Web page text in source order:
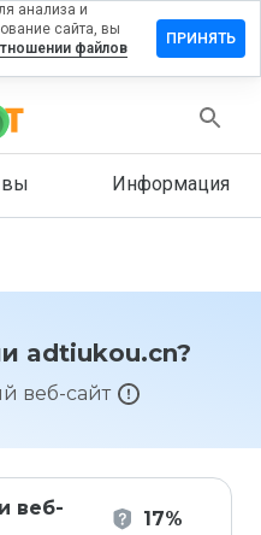
Информация
adtiukou.cn?
веб-сайт
веб-
17%
анализа и
сайта, вы
файлов
ПРИНЯТЬ